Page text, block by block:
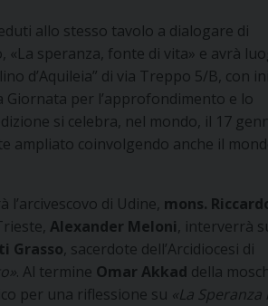
allo stesso tavolo a dialogare di
«La speranza, fonte di vita» e avrà
d’Aquileia” di via Treppo 5/B, con
Giornata per l’approfondimento e lo
si celebra, nel mondo, il 17
ampliato coinvolgendo anche il
di Udine, mons.
Alexander Meloni, interverrà
Grasso, sacerdote dell’Arcidiocesi di
. Al termine Omar Akkad della
per una riflessione su «La Speranza